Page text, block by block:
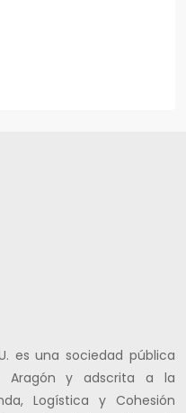
es una sociedad pública
Aragón y adscrita a la
Logística y Cohesión